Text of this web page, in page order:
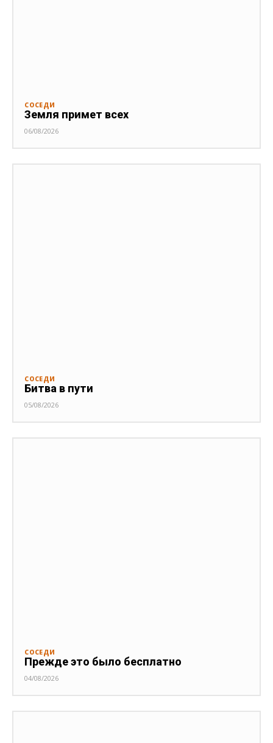
СОСЕДИ
Земля примет всех
06/08/2026
СОСЕДИ
Битва в пути
05/08/2026
СОСЕДИ
Прежде это было бесплатно
04/08/2026